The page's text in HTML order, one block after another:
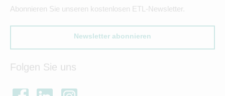
Abonnieren Sie unseren kostenlosen ETL-Newsletter.
Newsletter abonnieren
Folgen Sie uns